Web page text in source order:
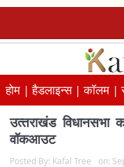
होम |हैडलाइन्स |कॉलम |
उत्‍तराखंड
वॉकआउट
Posted By: Kafal Tree on: